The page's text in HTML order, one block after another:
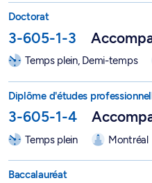
Doctorat en musique, option
Doctorat
3-605-1-3
Temps plein, Demi-temps
DEPA en musique –
Diplôme d'études
3-605-1-4
Temps plein Montréal
Baccalauréat